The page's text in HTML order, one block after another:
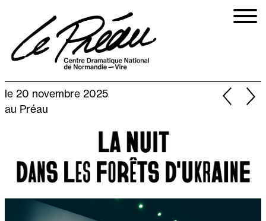
contenu
principal
le 20 novembre 2025
au Préau